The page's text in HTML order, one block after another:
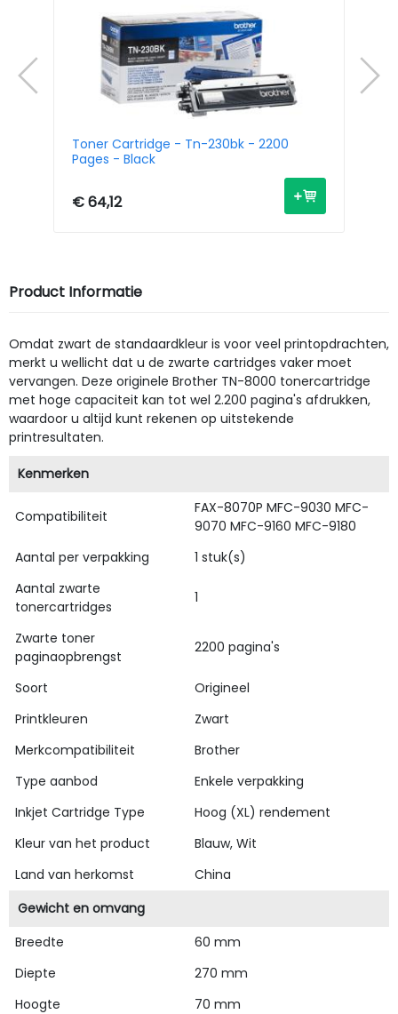
Toner Cartridge - Tn-230bk - 2200
Pages - Black
€ 64,12
Product Informatie
Omdat zwart de standaardkleur is voor veel printopdrachten,
merkt u wellicht dat u de zwarte cartridges vaker moet
vervangen. Deze originele Brother TN-8000 tonercartridge
met hoge capaciteit kan tot wel 2.200 pagina's afdrukken,
waardoor u altijd kunt rekenen op uitstekende
printresultaten.
Kenmerken
Compatibiliteit
FAX-8070P MFC-9030 MFC-
9070 MFC-9160 MFC-9180
Aantal per verpakking
1 stuk(s)
Aantal zwarte
tonercartridges
1
Zwarte toner
paginaopbrengst
2200 pagina's
Soort
Origineel
Printkleuren
Zwart
Merkcompatibiliteit
Brother
Type aanbod
Enkele verpakking
Inkjet Cartridge Type
Hoog (XL) rendement
Kleur van het product
Blauw, Wit
Land van herkomst
China
Gewicht en omvang
Breedte
60 mm
Diepte
270 mm
Hoogte
70 mm